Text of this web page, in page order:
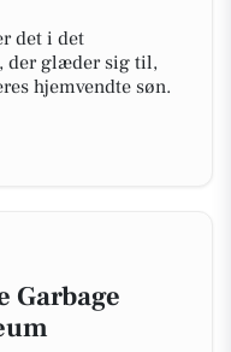
det i det
der glæder sig til,
hjemvendte søn.
Garbage